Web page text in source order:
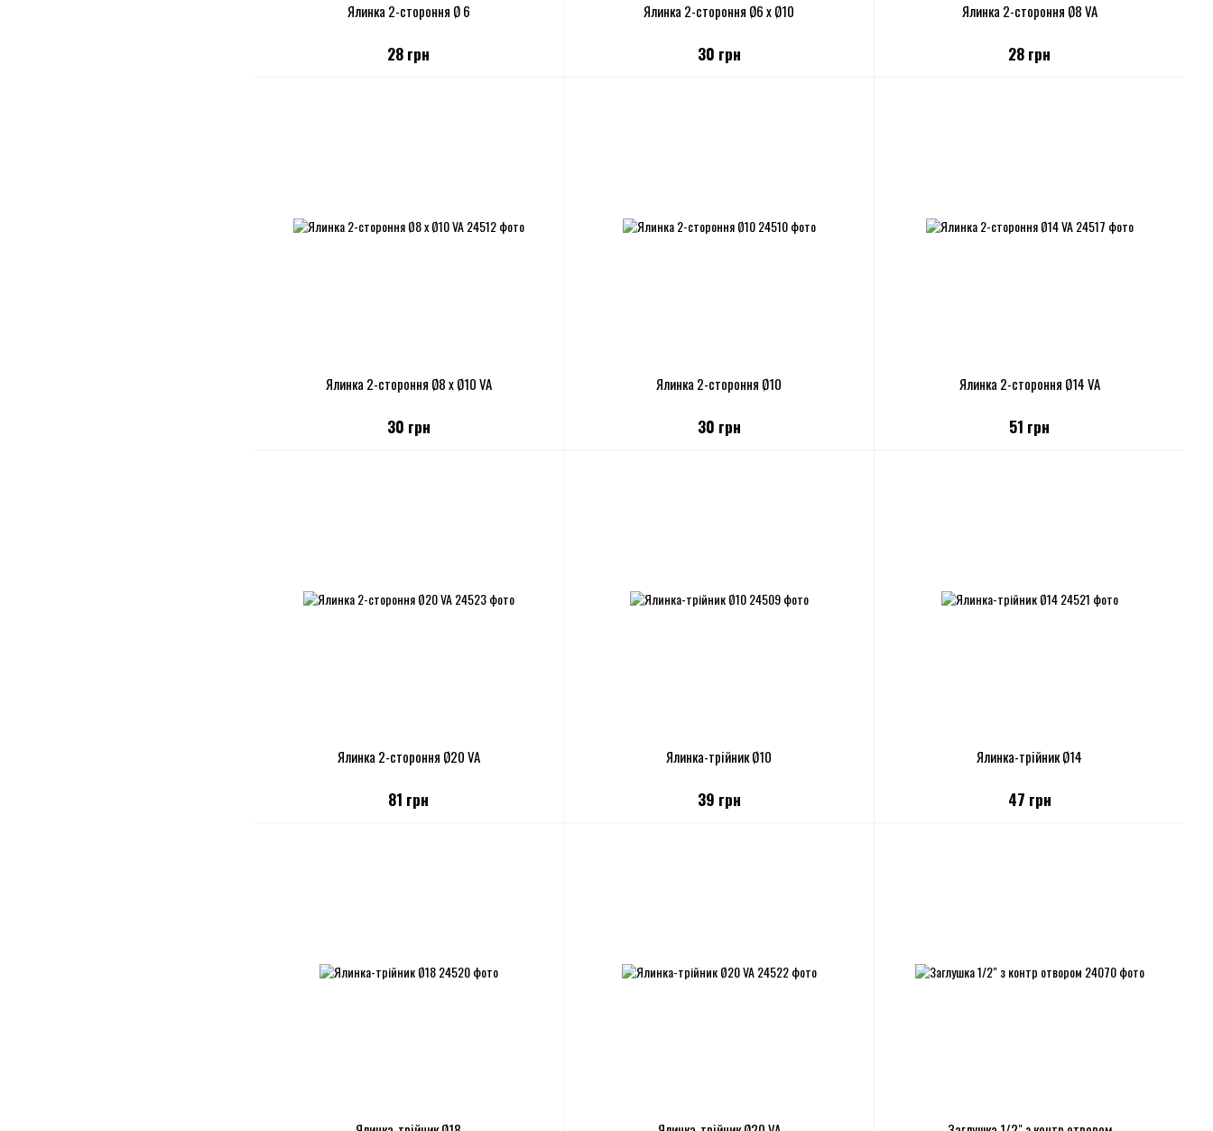
Ялинка 2-стороння Ø 6
28 грн
Ялинка 2-стороння Ø6 х Ø10
30 грн
Ялинка 2-стороння Ø8 VA
28 грн
Ялинка 2-стороння Ø8 х Ø10 VA
30 грн
Ялинка 2-стороння Ø10
30 грн
Ялинка 2-стороння Ø14 VA
51 грн
Ялинка 2-стороння Ø20 VA
81 грн
Ялинка-трійник Ø10
39 грн
Ялинка-трійник Ø14
47 грн